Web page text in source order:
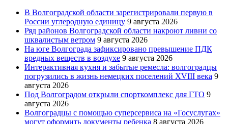
В Волгоградской области зарегистрировали первую в
России углеродную единицу 9 августа 2026
Ряд районов Волгоградской области накроют ливни со
шквалистым ветром 9 августа 2026
На юге Волгограда зафиксировано превышение ПДК
вредных веществ в воздухе 9 августа 2026
Интерактивная кухня и забытые ремесла: волгоградцы
погрузились в жизнь немецких поселений XVIII века 9
августа 2026
Под Волгоградом открыли спорткомплекс для ГТО 9
августа 2026
Волгоградцы с помощью суперсервиса на «Госуслугах»
могут оформить документы ребенка 8 августа 2026